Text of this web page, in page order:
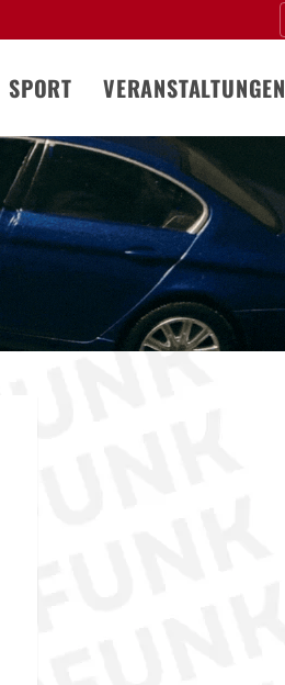
SPORT VERANSTALTUNGEN